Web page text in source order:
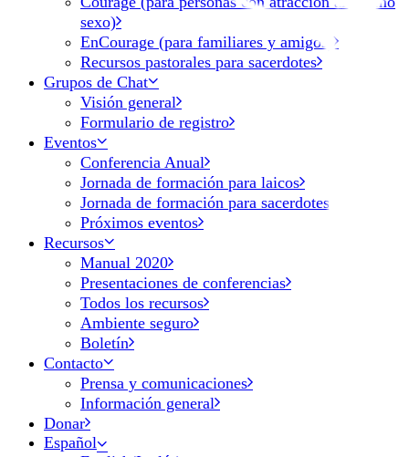
sexo)
EnCourage (para familiares y amigos)
Recursos pastorales para sacerdotes
Grupos de Chat
Visión general
Formulario de registro
Eventos
Conferencia Anual
Jornada de formación para laicos
Jornada de formación para sacerdotes
Próximos eventos
Recursos
Manual 2020
Presentaciones de conferencias
Todos los recursos
Ambiente seguro
Boletín
Contacto
Prensa y comunicaciones
Información general
Donar
Español